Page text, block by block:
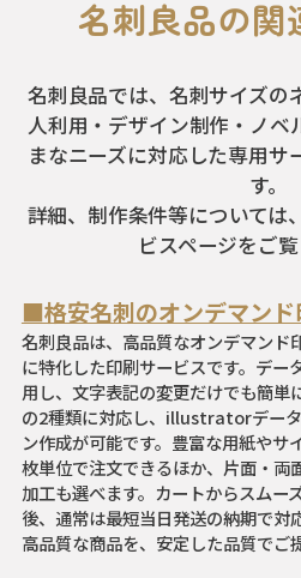
名刺良品の関
名刺良品では、名刺サイズの
人利用・デザイン制作・ノベ
まなニーズに対応した専用サ
す。
詳細、制作条件等については
ビスページをご覧
■格安名刺のオンデマンド
名刺良品は、高品質なオンデマンド
に特化した印刷サービスです。デー
用し、文字表記の変更だけでも簡単
の2種類に対応し、illustratorデー
ン作成が可能です。豊富な用紙やサ
枚単位で注文できるほか、片面・両
加工も選べます。カートからスムー
後、通常は最短当日発送の納期で対
高品質な商品を、安定した品質でご